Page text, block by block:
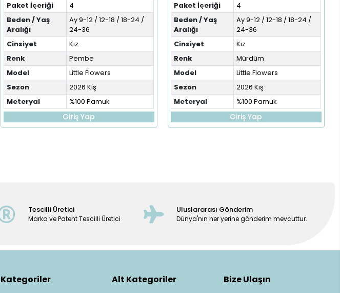
Paket İçeriği
4
Beden / Yaş
Aralığı
Ay 9-12 / 12-18 / 18-24 /
24-36
Cinsiyet
Kız
Renk
Pembe
Model
Little Flowers
Sezon
2026 Kış
Meteryal
%100 Pamuk
Giriş Yap
Paket İçeriği
4
Beden / Yaş
Aralığı
Ay 9-12 / 12-18 / 18-24 /
24-36
Cinsiyet
Kız
Renk
Mürdüm
Model
Little Flowers
Sezon
2026 Kış
Meteryal
%100 Pamuk
Giriş Yap
Tescilli Üretici
Marka ve Patent Tescilli Üretici
Uluslararası Gönderim
Dünya'nın her yerine gönderim mevcuttur.
Kategoriler Alt Kategoriler Bize Ulaşın